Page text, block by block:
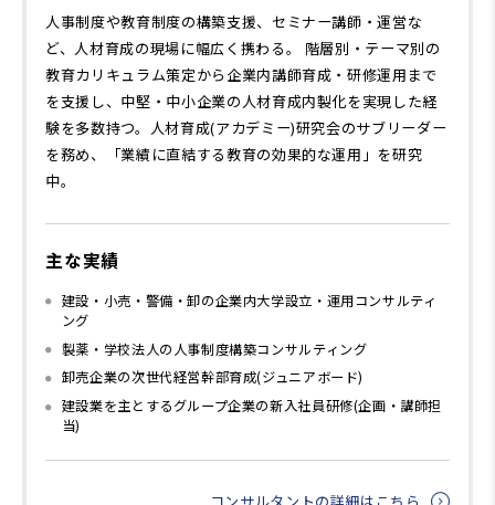
人事制度や教育制度の構築支援、セミナー講師・運営な
ど、人材育成の現場に幅広く携わる。 階層別・テーマ別の
教育カリキュラム策定から企業内講師育成・研修運用まで
を支援し、中堅・中小企業の人材育成内製化を実現した経
験を多数持つ。人材育成(アカデミー)研究会のサブリーダー
を務め、「業績に直結する教育の効果的な運用」を研究
中。
主な実績
建設・小売・警備・卸の企業内大学設立・運用コンサルティ
ング
製薬・学校法人の人事制度構築コンサルティング
卸売企業の次世代経営幹部育成(ジュニアボード)
建設業を主とするグループ企業の新入社員研修(企画・講師担
当)